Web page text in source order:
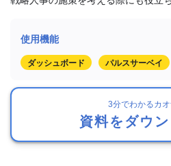
ダッシュボード パルスサーベイ
3分でわかるカ
資料をダウ